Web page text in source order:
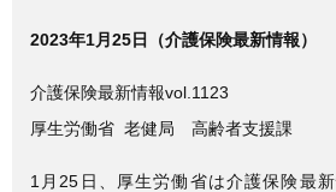
c
e
b
o
tt
er
e
2023年1月25日（介護保険最新情報）
介護保険最新情報vol.1123
厚生労働省 老健局 高齢者支援課
1月25日、厚生労働省は介護保険最